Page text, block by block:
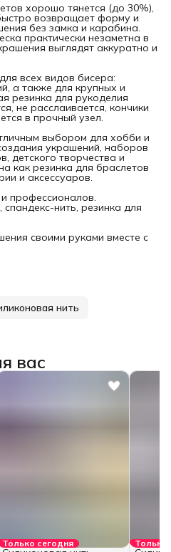
хорошо тянется (до 30%),
возвращает форму и
без замка и карабина.
практически незаметна в
выглядят аккуратно и
всех видов бисера:
а также для крупных и
резинка для рукоделия
не расслаивается, кончики
в прочный узел.
выбором для хобби и
украшений, наборов
детского творчества и
как резинка для браслетов
и аксессуаров.
профессионалов.
нить, резинка для
своими руками вместе с
нить
вас
Только сегодня Только